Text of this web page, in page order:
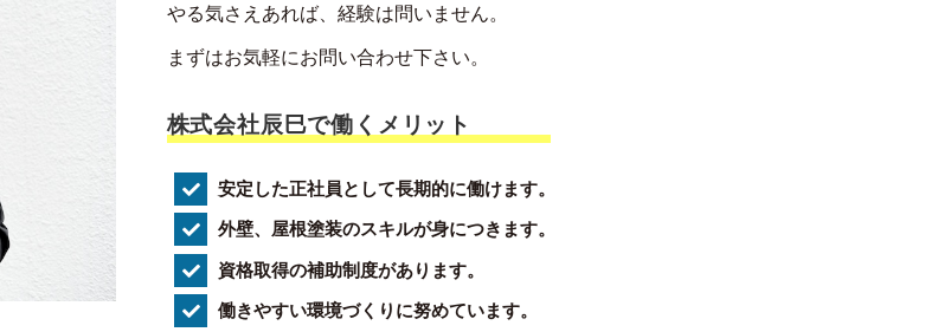
やる気さえあれば、経験は問いません。
まずはお気軽にお問い合わせ下さい。
株式会社辰巳で働くメリット
安定した正社員として長期的に働けます。
外壁、屋根塗装のスキルが身につきます。
資格取得の補助制度があります。
働きやすい環境づくりに努めています。